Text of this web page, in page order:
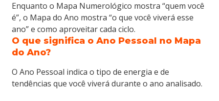
Enquanto o Mapa Numerológico mostra “quem você
é”, o Mapa do Ano mostra “o que você viverá esse
ano” e como aproveitar cada ciclo.
O que significa o Ano Pessoal no Mapa
do Ano?
O Ano Pessoal indica o tipo de energia e de
tendências que você viverá durante o ano analisado.